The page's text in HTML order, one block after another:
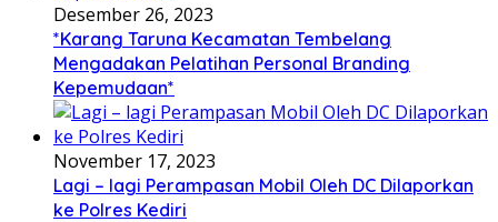
Desember 26, 2023
*Karang Taruna Kecamatan Tembelang
Mengadakan Pelatihan Personal Branding
Kepemudaan*
November 17, 2023
Lagi – lagi Perampasan Mobil Oleh DC Dilaporkan
ke Polres Kediri